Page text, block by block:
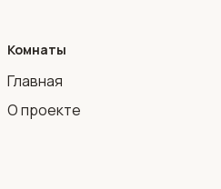
Комнаты
Главная
О проекте